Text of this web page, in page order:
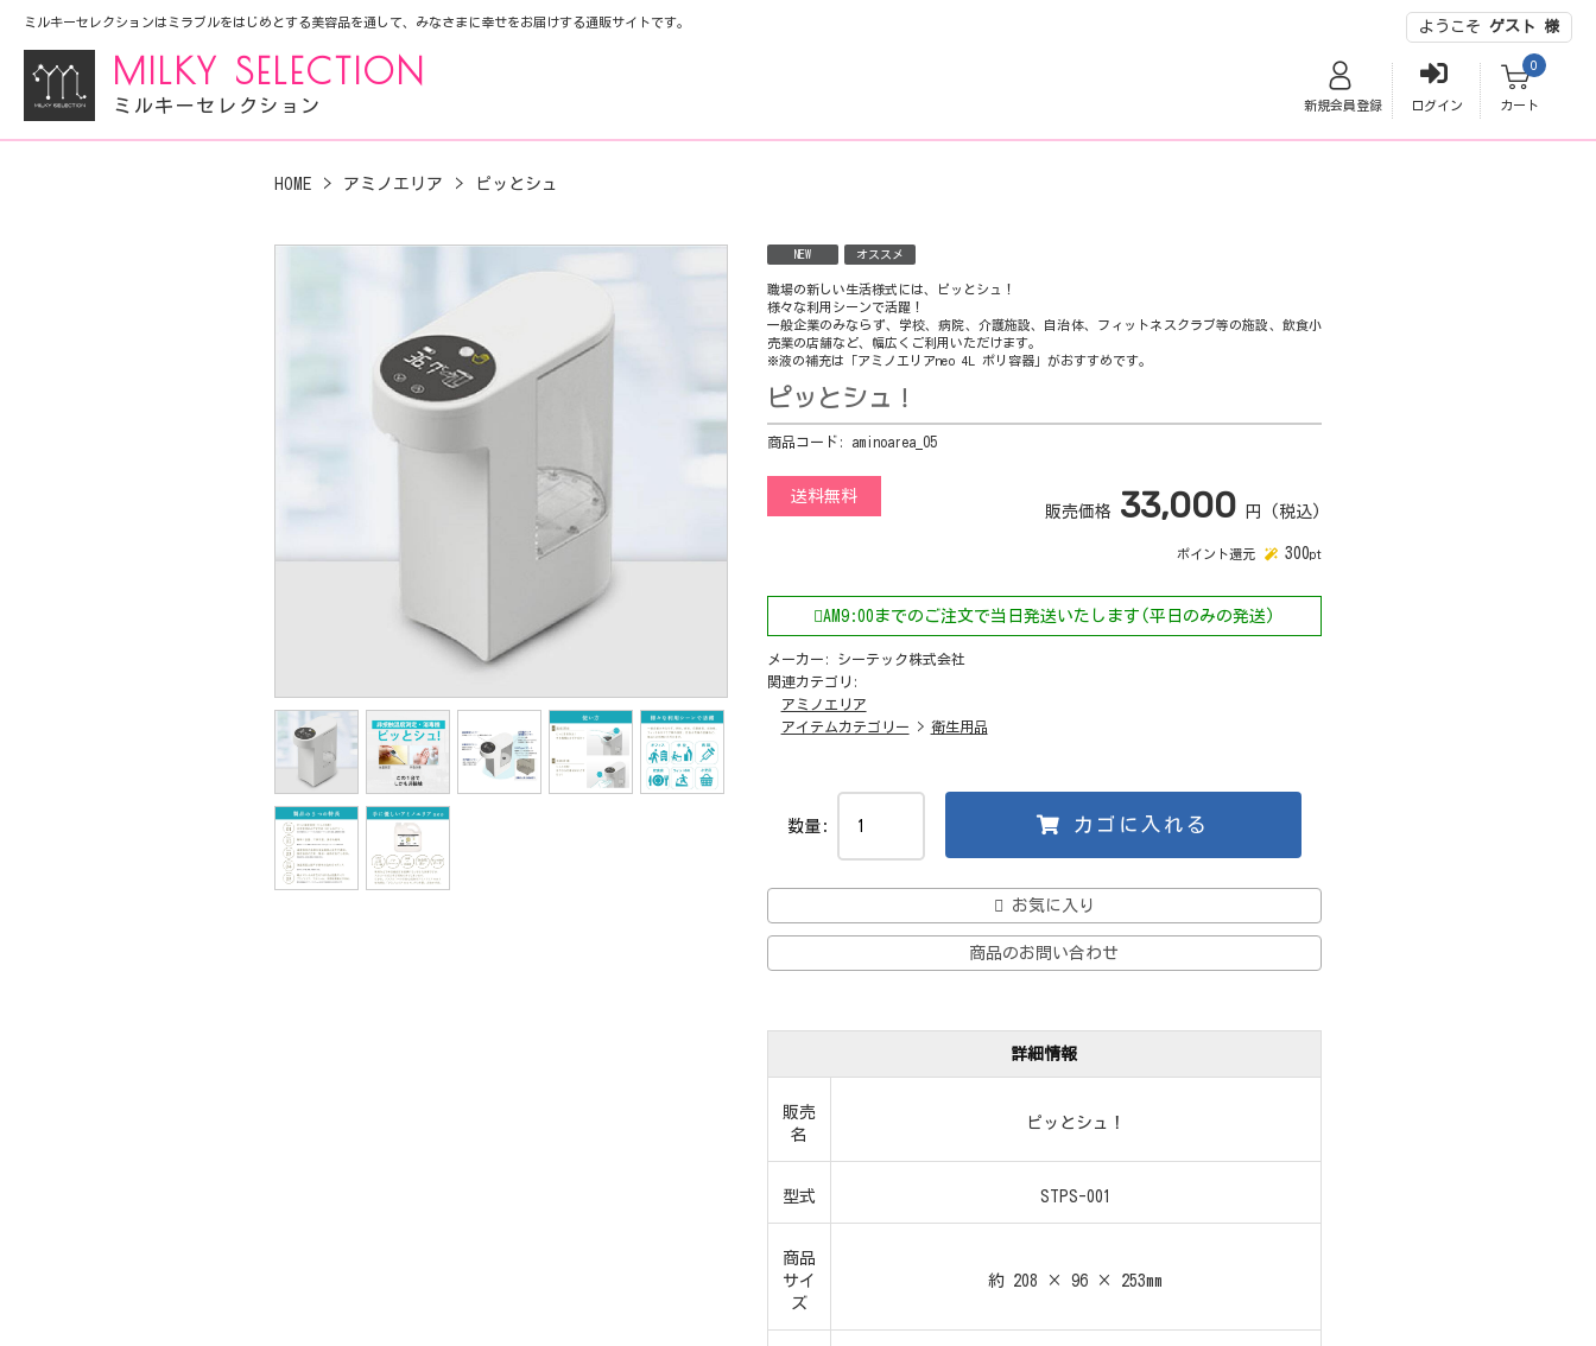
ミルキーセレクションはミラブルをはじめとする美容品を通して、みなさまに幸せをお届けする通販サイトです。
MILKY SELECTION
ミルキーセレクション
ようこそ ゲスト 様
新規会員登録 ログイン カート
0
HOME アミノエリア ピッとシュ
NEW オススメ
職場の新しい生活様式には、ピッとシュ！
様々な利用シーンで活躍！
一般企業のみならず、学校、病院、介護施設、自治体、フィットネスクラブ等の施設、飲食小
売業の店舗など、幅広くご利用いただけます。
※液の補充は「アミノエリアneo 4L ポリ容器」がおすすめです。
ピッとシュ！
商品コード: aminoarea_05
販売価格 33,000 円 (税込)
送料無料
ポイント還元 300pt
AM9:00までのご注文で当日発送いたします(平日のみの発送)
メーカー:
シーテック株式会社
関連カテゴリ:
アミノエリア
アイテムカテゴリー > 衛生用品
数量: カゴに入れる
お気に入り
商品のお問い合わせ
詳細情報
販売
名
ピッとシュ！
型式 STPS-001
商品
サイ
ズ
約 208 × 96 × 253mm